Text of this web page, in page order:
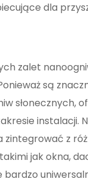
dla
zalet
są
słonecznych,
instalacji.
zintegrować z
jak okna,
bardzo